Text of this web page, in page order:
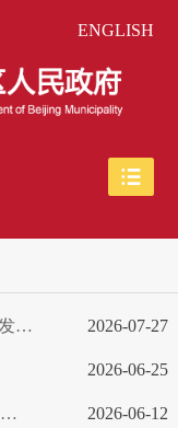
ENGLISH
首都开局起步“十五五”系列主题新闻发布会——“石景山全力绘就‘山水京西、活力永定’新图景”专场 2026-07-27
2026-06-25
第二届世界人形机器人运动会新闻发布会（第二场） 2026-06-12